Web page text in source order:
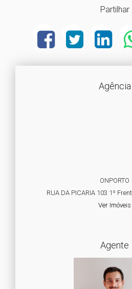
Partilhar
Agência
ONPORTO
RUA DA PICARIA 103 1º
Ver Imóveis
Agente